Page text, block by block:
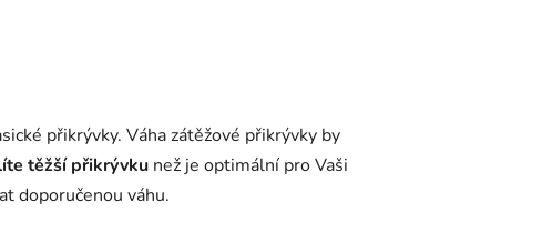
přikrývky. Váha zátěžové přikrývky by
těžší přikrývku než je optimální pro Vaši
doporučenou váhu.